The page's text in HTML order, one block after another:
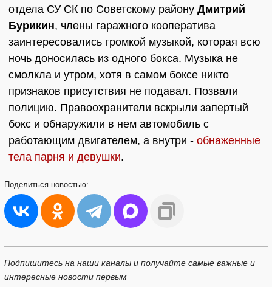
отдела СУ СК по Советскому району Дмитрий
Бурикин, члены гаражного кооператива
заинтересовались громкой музыкой, которая всю
ночь доносилась из одного бокса. Музыка не
смолкла и утром, хотя в самом боксе никто
признаков присутствия не подавал. Позвали
полицию. Правоохранители вскрыли запертый
бокс и обнаружили в нем автомобиль с
работающим двигателем, а внутри - обнаженные
тела парня и девушки.
Поделиться новостью:
Подпишитесь на наши каналы и получайте самые важные и
интересные новости первым